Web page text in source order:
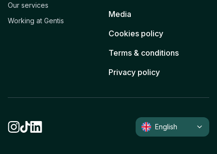
Our services
Working at Gentis
Media
Cookies policy
Terms & conditions
Privacy policy
English